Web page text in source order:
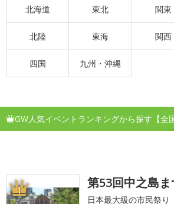
北海道 東北 関東
北陸 東海 関西
四国 九州・沖縄
GW人気イベントランキングから探す【全
1 第53回中之島
日本最大級の市民祭り